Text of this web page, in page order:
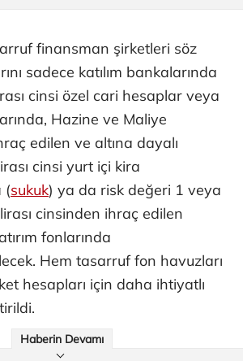
finansman şirketleri söz
sadece katılım bankalarında
cinsi özel cari hesaplar veya
Hazine ve Maliye
edilen ve altına dayalı
cinsi yurt içi kira
(sukuk) ya da risk değeri 1 veya
cinsinden ihraç edilen
fonlarında
Hem tasarruf fon havuzları
hesapları için daha ihtiyatlı
Haberin Devamı